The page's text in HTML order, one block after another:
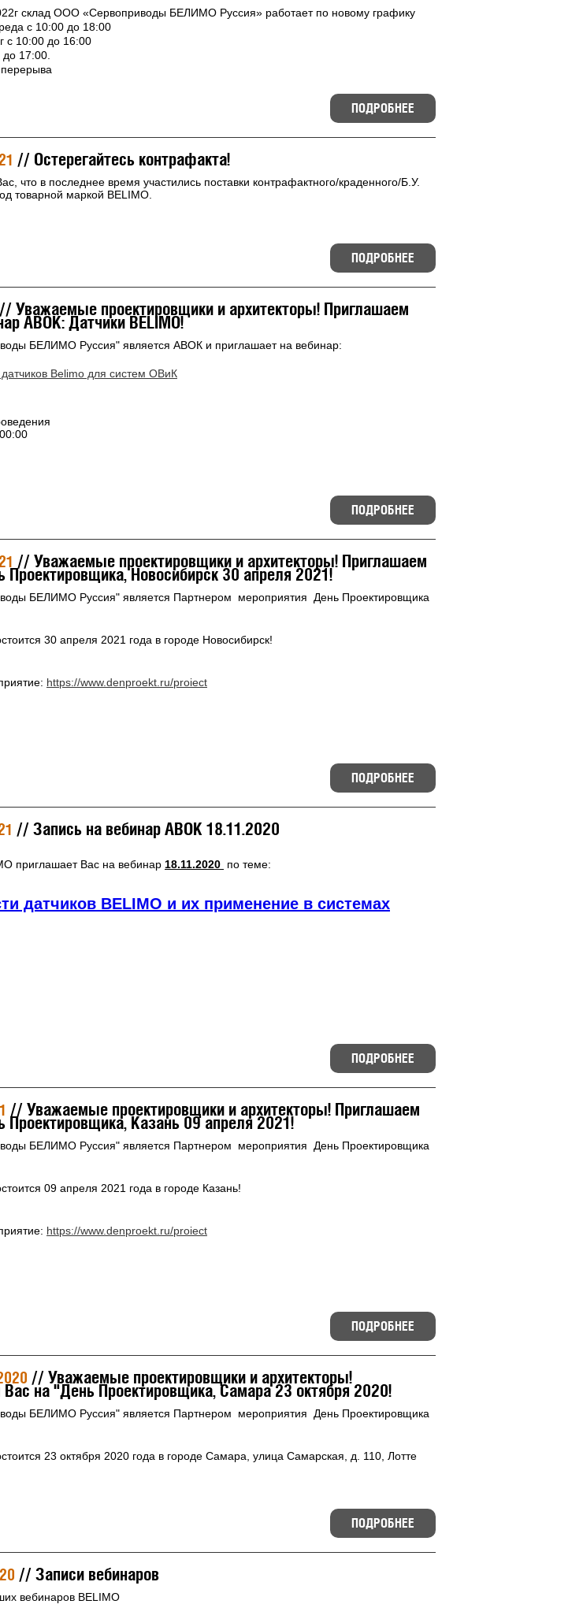
склад ООО «Сервоприводы БЕЛИМО Руссия» работает по новому графику
с 10:00 до 18:00
с 10:00 до 16:00
17:00.
ПОДРОБНЕЕ
// Остерегайтесь контрафакта!
что в последнее время участились поставки контрафактного/краденного/Б.У.
товарной маркой BELIMO.
ПОДРОБНЕЕ
// Уважаемые проектировщики и архитекторы! Приглашаем
АВОК: Датчики BELIMO!
БЕЛИМО Руссия" является АВОК и приглашает на вебинар:
Belimo для систем ОВиК
ПОДРОБНЕЕ
// Уважаемые проектировщики и архитекторы! Приглашаем
Проектировщика, Новосибирск 30 апреля 2021!
БЕЛИМО Руссия" является Партнером мероприятия День Проектировщика
30 апреля 2021 года в городе Новосибирск!
https://www.denproekt.ru/proiect
ПОДРОБНЕЕ
// Запись на вебинар ABOK 18.11.2020
приглашает Вас на вебинар 18.11.2020 по теме:
датчиков BELIMO и их применение в системах
ПОДРОБНЕЕ
// Уважаемые проектировщики и архитекторы! Приглашаем
Проектировщика, Казань 09 апреля 2021!
БЕЛИМО Руссия" является Партнером мероприятия День Проектировщика
09 апреля 2021 года в городе Казань!
https://www.denproekt.ru/proiect
ПОДРОБНЕЕ
// Уважаемые проектировщики и архитекторы!
на "День Проектировщика, Самара 23 октября 2020!
БЕЛИМО Руссия" является Партнером мероприятия День Проектировщика
23 октября 2020 года в городе Самара, улица Самарская, д. 110, Лотте
ПОДРОБНЕЕ
// Записи вебинаров
вебинаров BELIMO